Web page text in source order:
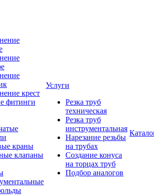
крест
фитинги
краны
клапаны
Услуги
Резка труб
техническая
Резка труб
инструментальная
Нарезание резьбы
на трубах
Создание конуса
на торцах труб
Подбор аналогов